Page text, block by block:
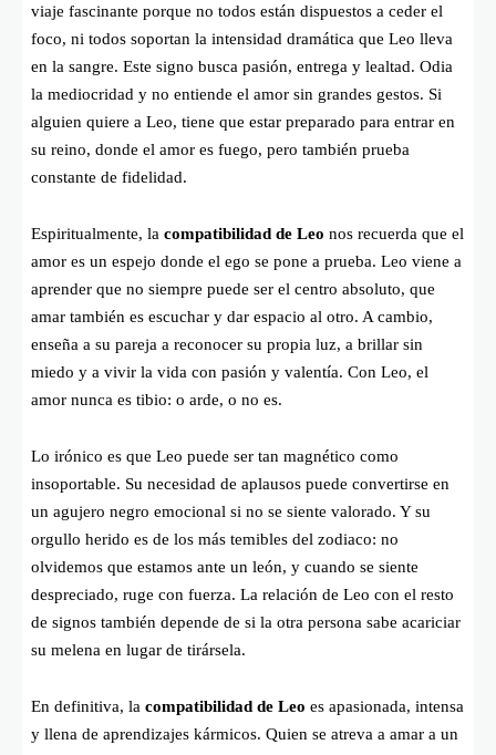
viaje fascinante porque no todos están dispuestos a ceder el
foco, ni todos soportan la intensidad dramática que Leo lleva
en la sangre. Este signo busca pasión, entrega y lealtad. Odia
la mediocridad y no entiende el amor sin grandes gestos. Si
alguien quiere a Leo, tiene que estar preparado para entrar en
su reino, donde el amor es fuego, pero también prueba
constante de fidelidad.
Espiritualmente, la compatibilidad de Leo nos recuerda que el
amor es un espejo donde el ego se pone a prueba. Leo viene a
aprender que no siempre puede ser el centro absoluto, que
amar también es escuchar y dar espacio al otro. A cambio,
enseña a su pareja a reconocer su propia luz, a brillar sin
miedo y a vivir la vida con pasión y valentía. Con Leo, el
amor nunca es tibio: o arde, o no es.
Lo irónico es que Leo puede ser tan magnético como
insoportable. Su necesidad de aplausos puede convertirse en
un agujero negro emocional si no se siente valorado. Y su
orgullo herido es de los más temibles del zodiaco: no
olvidemos que estamos ante un león, y cuando se siente
despreciado, ruge con fuerza. La relación de Leo con el resto
de signos también depende de si la otra persona sabe acariciar
su melena en lugar de tirársela.
En definitiva, la compatibilidad de Leo es apasionada, intensa
y llena de aprendizajes kármicos. Quien se atreva a amar a un